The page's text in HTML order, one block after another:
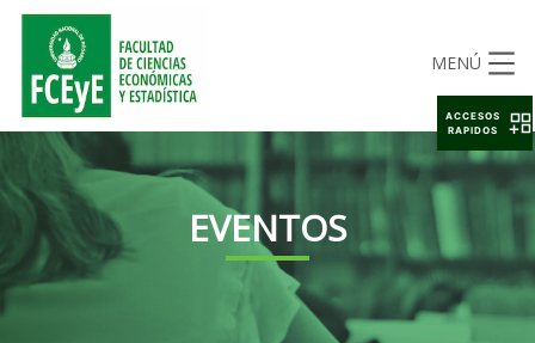
MENÚ
EVENTOS
ACCESOS
RAPIDOS